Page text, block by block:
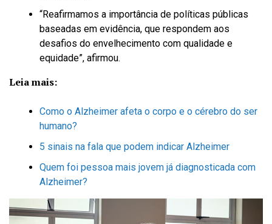
“Reafirmamos a importância de políticas públicas
baseadas em evidência, que respondem aos
desafios do envelhecimento com qualidade e
equidade”, afirmou.
Leia mais:
Como o Alzheimer afeta o corpo e o cérebro do ser
humano?
5 sinais na fala que podem indicar Alzheimer
Quem foi pessoa mais jovem já diagnosticada com
Alzheimer?